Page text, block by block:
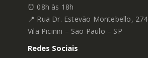
⏰ 08h às 18h
📍 Rua Dr. Estevão Montebello, 274
Vila Picinin – São Paulo – SP
Redes Sociais